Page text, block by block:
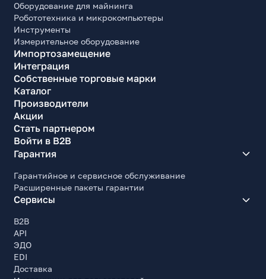
Наличие блока питания
Да
Форм-фактор совместимого блока питания
ATX, EPS
Тип установленного блока питания
ATX/EPS
Мощность блока питания (номинальная), Вт
450
Месторасположение блока питания
Горизонтальное, в задней верхней части корпуса.
160
Прочие характеристики
Ширина, мм
170
Высота, мм
350
Оборудование для майнинга
Робототехника и микрокомпьютеры
Инструменты
Измерительное оборудование
Импортозамещение
Интеграция
Собственные торговые марки
Каталог
Производители
Акции
Стать партнером
Войти в B2B
Гарантия
Гарантийное и сервисное обслуживание
Расширенные пакеты гарантии
Сервисы
B2B
API
ЭДО
EDI
Доставка